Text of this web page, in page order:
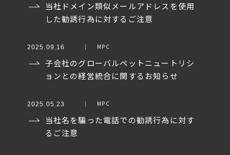
当社ドメイン類似メールアドレスを使用
した勧誘行為に対するご注意
2025.09.16 MPC
子会社のグローバルペットニュートリシ
ョンとの経営統合に関するお知らせ
2025.05.23 MPC
当社名を騙った電話での勧誘行為に対す
るご注意